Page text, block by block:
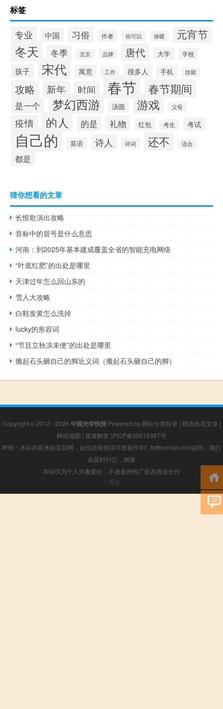
标签
专业 中国 习俗 作者 你可以 保暖 元宵节
冬天 冬季 北京 品牌 唐代 大学 学校
孩子 宋代 寓意 工作 很多人 手机 技能
攻略 新年 时间 春节 春节期间
是一个 梦幻西游 汤圆 游戏 父母
疫情 的人 的是 礼物 红包 考生 考试
自己的 英语 诗人 诗词 还不 适合
都是
猜你想看的文章
长恨歌演出攻略
音标中的冒号是什么意思
河南：到2025年基本建成覆盖全省的智能充电网络
“叶底红肥”的出处是哪里
天津过年怎么回山东的
雪人大攻略
白鞋发黄怎么洗掉
lucky的形容词
“节且立秋凉未便”的出处是哪里
搬起石头砸自己的脚近义词（搬起石头砸自己的脚）
Copyright © 2012 - 2026 中国光学快报 Powered by 网站分类目录 | 精选推荐文章 |
网站地图 | 疑难解答 沪ICP备05015387号
声明：本站内容来自互联网，如信息有错误可发邮件到f_fb#foxmail.com说明，我们
会及时纠正，谢谢
本站仅为个人兴趣爱好，不接盈利性广告及商业合作
小男孩